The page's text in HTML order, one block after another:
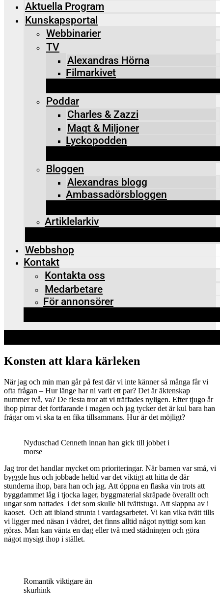
Aktuella Program
Kunskapsportal
Webbinarier
TV
Alexandras Hörna
Filmarkivet
Poddar
Charles & Zazzi
Maqt & Miljoner
Lyckopodden
Bloggen
Alexandras blogg
Ambassadörsbloggen
Artiklelarkiv
Webbshop
Kontakt
Kontakta oss
Medarbetare
För annonsörer
Konsten att klara kärleken
När jag och min man går på fest där vi inte känner så många får vi
ofta frågan – Hur länge har ni varit ett par? Det är äktenskap
nummer två, va? De flesta tror att vi träffades nyligen. Efter tjugo år
ihop pirrar det fortfarande i magen och jag tycker det är kul bara han
frågar om vi ska ta en fika tillsammans. Hur är det möjligt?
Nyduschad Cenneth innan han gick till jobbet i
morse
Jag tror det handlar mycket om prioriteringar. När barnen var små, vi
byggde hus och jobbade heltid var det viktigt att hitta de där
stunderna ihop, bara han och jag. Att öppna en flaska vin trots att
byggdammet låg i tjocka lager, byggmaterial skräpade överallt och
ungar som nattades i det som skulle bli tvättstuga. Att slappna av i
kaoset. Och att ibland strunta i vardagsarbetet. Vi kan vika tvätt tills
vi ligger med näsan i vädret, det finns alltid något nyttigt som kan
göras. Man kan vänta en dag eller två med städningen och göra
något mysigt ihop i stället.
Romantik viktigare än
skurhink